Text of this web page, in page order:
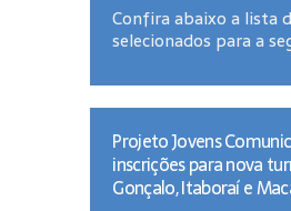
Confira abaixo a lista
selecionados para a
Projeto Jovens
inscrições para nova
Gonçalo, Itaboraí e